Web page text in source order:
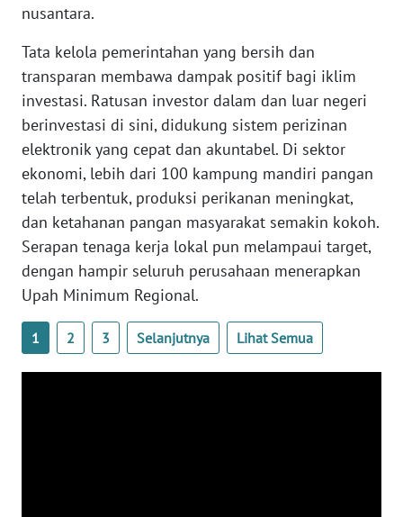
nusantara.
Tata kelola pemerintahan yang bersih dan
transparan membawa dampak positif bagi iklim
investasi. Ratusan investor dalam dan luar negeri
berinvestasi di sini, didukung sistem perizinan
elektronik yang cepat dan akuntabel. Di sektor
ekonomi, lebih dari 100 kampung mandiri pangan
telah terbentuk, produksi perikanan meningkat,
dan ketahanan pangan masyarakat semakin kokoh.
Serapan tenaga kerja lokal pun melampaui target,
dengan hampir seluruh perusahaan menerapkan
Upah Minimum Regional.
1 2 3 Selanjutnya Lihat Semua
WN
WN
JATENG
WN
NUSANTARA
WN
WN
JATIM
WN
BALI